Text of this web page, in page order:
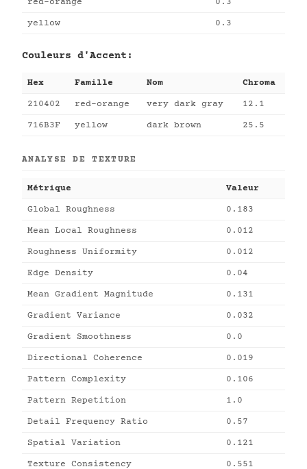
red-orange 0.3
yellow 0.3
Couleurs d'Accent:
Hex Famille Nom Chroma
210402 red-orange very dark gray 12.1
716B3F yellow dark brown 25.5
ANALYSE DE TEXTURE
Métrique Valeur
Global Roughness 0.183
Mean Local Roughness 0.012
Roughness Uniformity 0.012
Edge Density 0.04
Mean Gradient Magnitude 0.131
Gradient Variance 0.032
Gradient Smoothness 0.0
Directional Coherence 0.019
Pattern Complexity 0.106
Pattern Repetition 1.0
Detail Frequency Ratio 0.57
Spatial Variation 0.121
Texture Consistency 0.551